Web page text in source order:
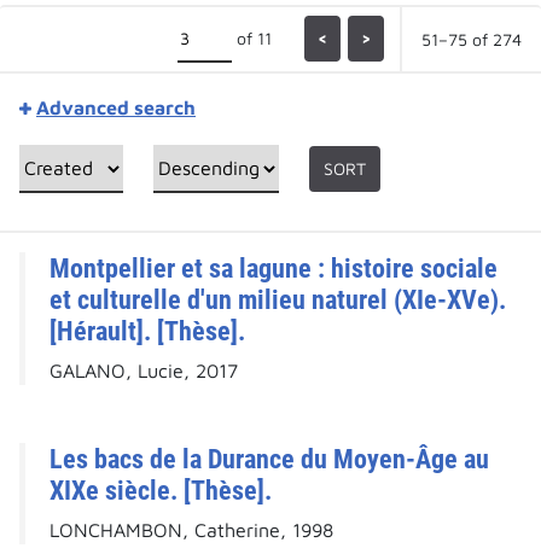
of 11 < > 51–75 of 274
Advanced search
SORT
Montpellier et sa lagune : histoire sociale
et culturelle d'un milieu naturel (XIe-XVe).
[Hérault]. [Thèse].
GALANO, Lucie, 2017
Les bacs de la Durance du Moyen-Âge au
XIXe siècle. [Thèse].
LONCHAMBON, Catherine, 1998